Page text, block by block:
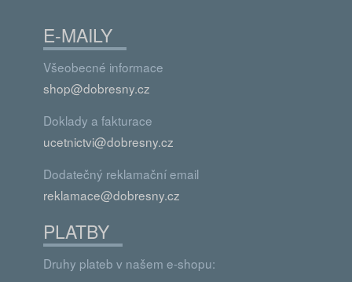
E-MAILY
Všeobecné informace
shop@dobresny.cz
Doklady a fakturace
ucetnictvi@dobresny.cz
Dodatečný reklamační email
reklamace@dobresny.cz
PLATBY
Druhy plateb v našem e-shopu: